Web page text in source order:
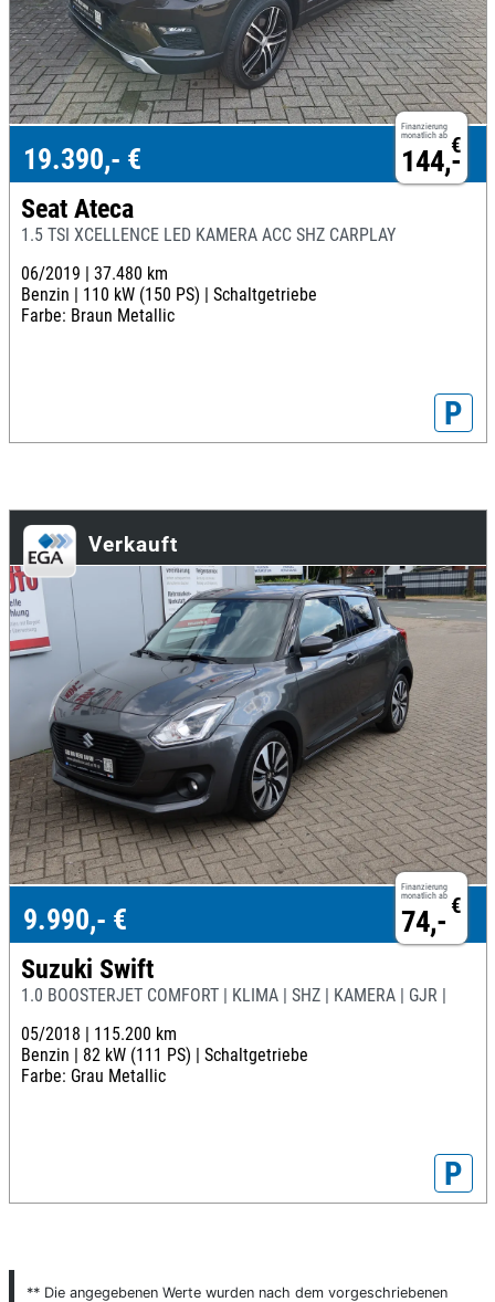
Finanzierung
monatlich ab €
144,-
19.390,- €
Seat Ateca
1.5 TSI XCELLENCE LED KAMERA ACC SHZ CARPLAY
06/2019 | 37.480 km
Benzin | 110 kW (150 PS) | Schaltgetriebe
Farbe: Braun Metallic
P
Verkauft
Finanzierung
monatlich ab €
74,-
9.990,- €
Suzuki Swift
1.0 BOOSTERJET COMFORT | KLIMA | SHZ | KAMERA | GJR |
05/2018 | 115.200 km
Benzin | 82 kW (111 PS) | Schaltgetriebe
Farbe: Grau Metallic
P
** Die angegebenen Werte wurden nach dem vorgeschriebenen